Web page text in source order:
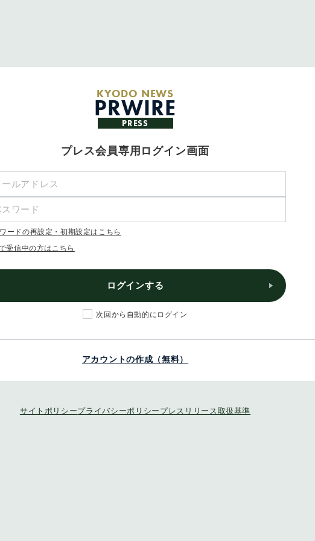
KYODO NEWS
PRWIRE
PRESS
プレス会員専用ログイン画面
ードの再設定・初期設定はこちら
受信中の方はこちら
ログインする
次回から自動的にログイン
アカウントの作成（無料）
サイトポリシープライバシーポリシー プレスリリース取扱基準